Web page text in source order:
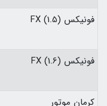
فونیکس FX (1.5)
فونیکس FX (1.6)
کرمان موتور